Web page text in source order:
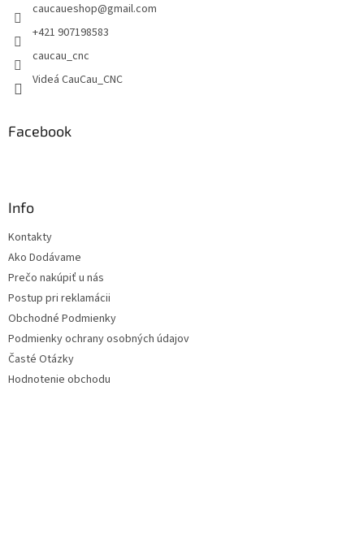
caucaueshop@gmail.com
+421 907198583
caucau_cnc
Videá CauCau_CNC
Facebook
Info
Kontakty
Ako Dodávame
Prečo nakúpiť u nás
Postup pri reklamácii
Obchodné Podmienky
Podmienky ochrany osobných údajov
Časté Otázky
Hodnotenie obchodu